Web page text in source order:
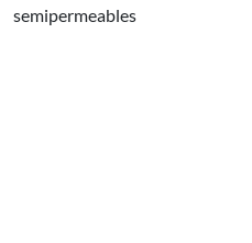
semipermeables